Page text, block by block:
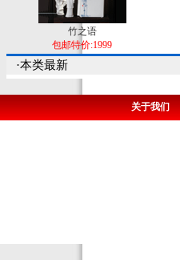
竹之语
包邮特价:1999
·本类最新
关于我们